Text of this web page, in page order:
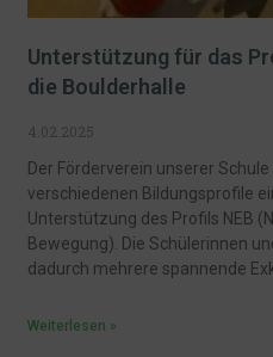
Unterstützung für das
die Boulderhalle
4.02.2025
Der Förderverein unserer
verschiedenen Bildungsprofile
Unterstützung des Profils NEB
Bewegung). Die Schülerinnen
dadurch mehrere spannende
Weiterlesen »